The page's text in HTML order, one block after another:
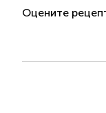
Оцените